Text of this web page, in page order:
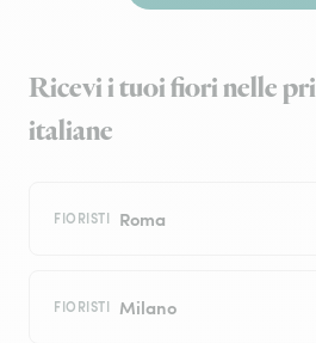
Ricevi i tuoi fiori nelle
italiane
FIORISTI Roma
FIORISTI Milano